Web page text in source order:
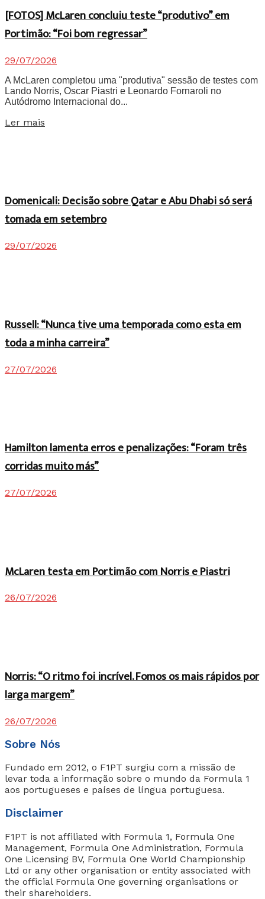
[FOTOS] McLaren concluiu teste “produtivo” em
Portimão: “Foi bom regressar”
29/07/2026
A McLaren completou uma "produtiva" sessão de testes com
Lando Norris, Oscar Piastri e Leonardo Fornaroli no
Autódromo Internacional do...
Ler mais
Domenicali: Decisão sobre Qatar e Abu Dhabi só será
tomada em setembro
29/07/2026
Russell: “Nunca tive uma temporada como esta em
toda a minha carreira”
27/07/2026
Hamilton lamenta erros e penalizações: “Foram três
corridas muito más”
27/07/2026
McLaren testa em Portimão com Norris e Piastri
26/07/2026
Norris: “O ritmo foi incrível. Fomos os mais rápidos por
larga margem”
26/07/2026
Sobre Nós
Fundado em 2012, o F1PT surgiu com a missão de
levar toda a informação sobre o mundo da Formula 1
aos portugueses e países de língua portuguesa.
Disclaimer
F1PT is not affiliated with Formula 1, Formula One
Management, Formula One Administration, Formula
One Licensing BV, Formula One World Championship
Ltd or any other organisation or entity associated with
the official Formula One governing organisations or
their shareholders.